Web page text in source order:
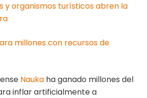
y organismos turísticos abren la
millones con recursos de
Nauka ha ganado millones del
inflar artificialmente a